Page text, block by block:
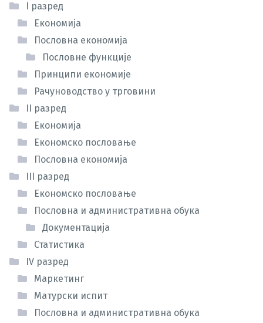
I разред
Економија
Пословна економија
Пословне функције
Принципи економије
Рачуноводство у трговини
II разред
Економија
Економско пословање
Пословна економија
III разред
Економско пословање
Пословна и административна обука
Документација
Статистика
IV разред
Маркетинг
Матурски испит
Пословна и административна обука